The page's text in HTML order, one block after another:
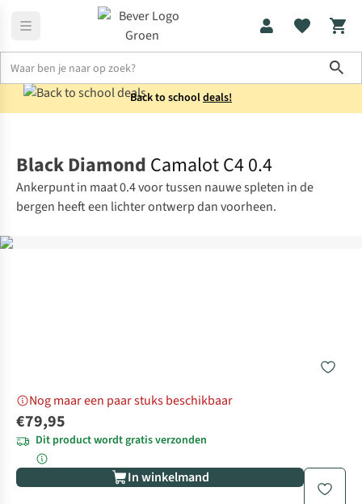
Back to schooldeals!
Black Diamond Camalot C4 0.4
Ankerpunt in maat 0.4 voor tussen nauwe spleten in de
bergen heeft een lichter ontwerp dan voorheen.
Nog maar een paar stuks beschikbaar
€79,95
Dit product wordt gratis verzonden
In winkelmand